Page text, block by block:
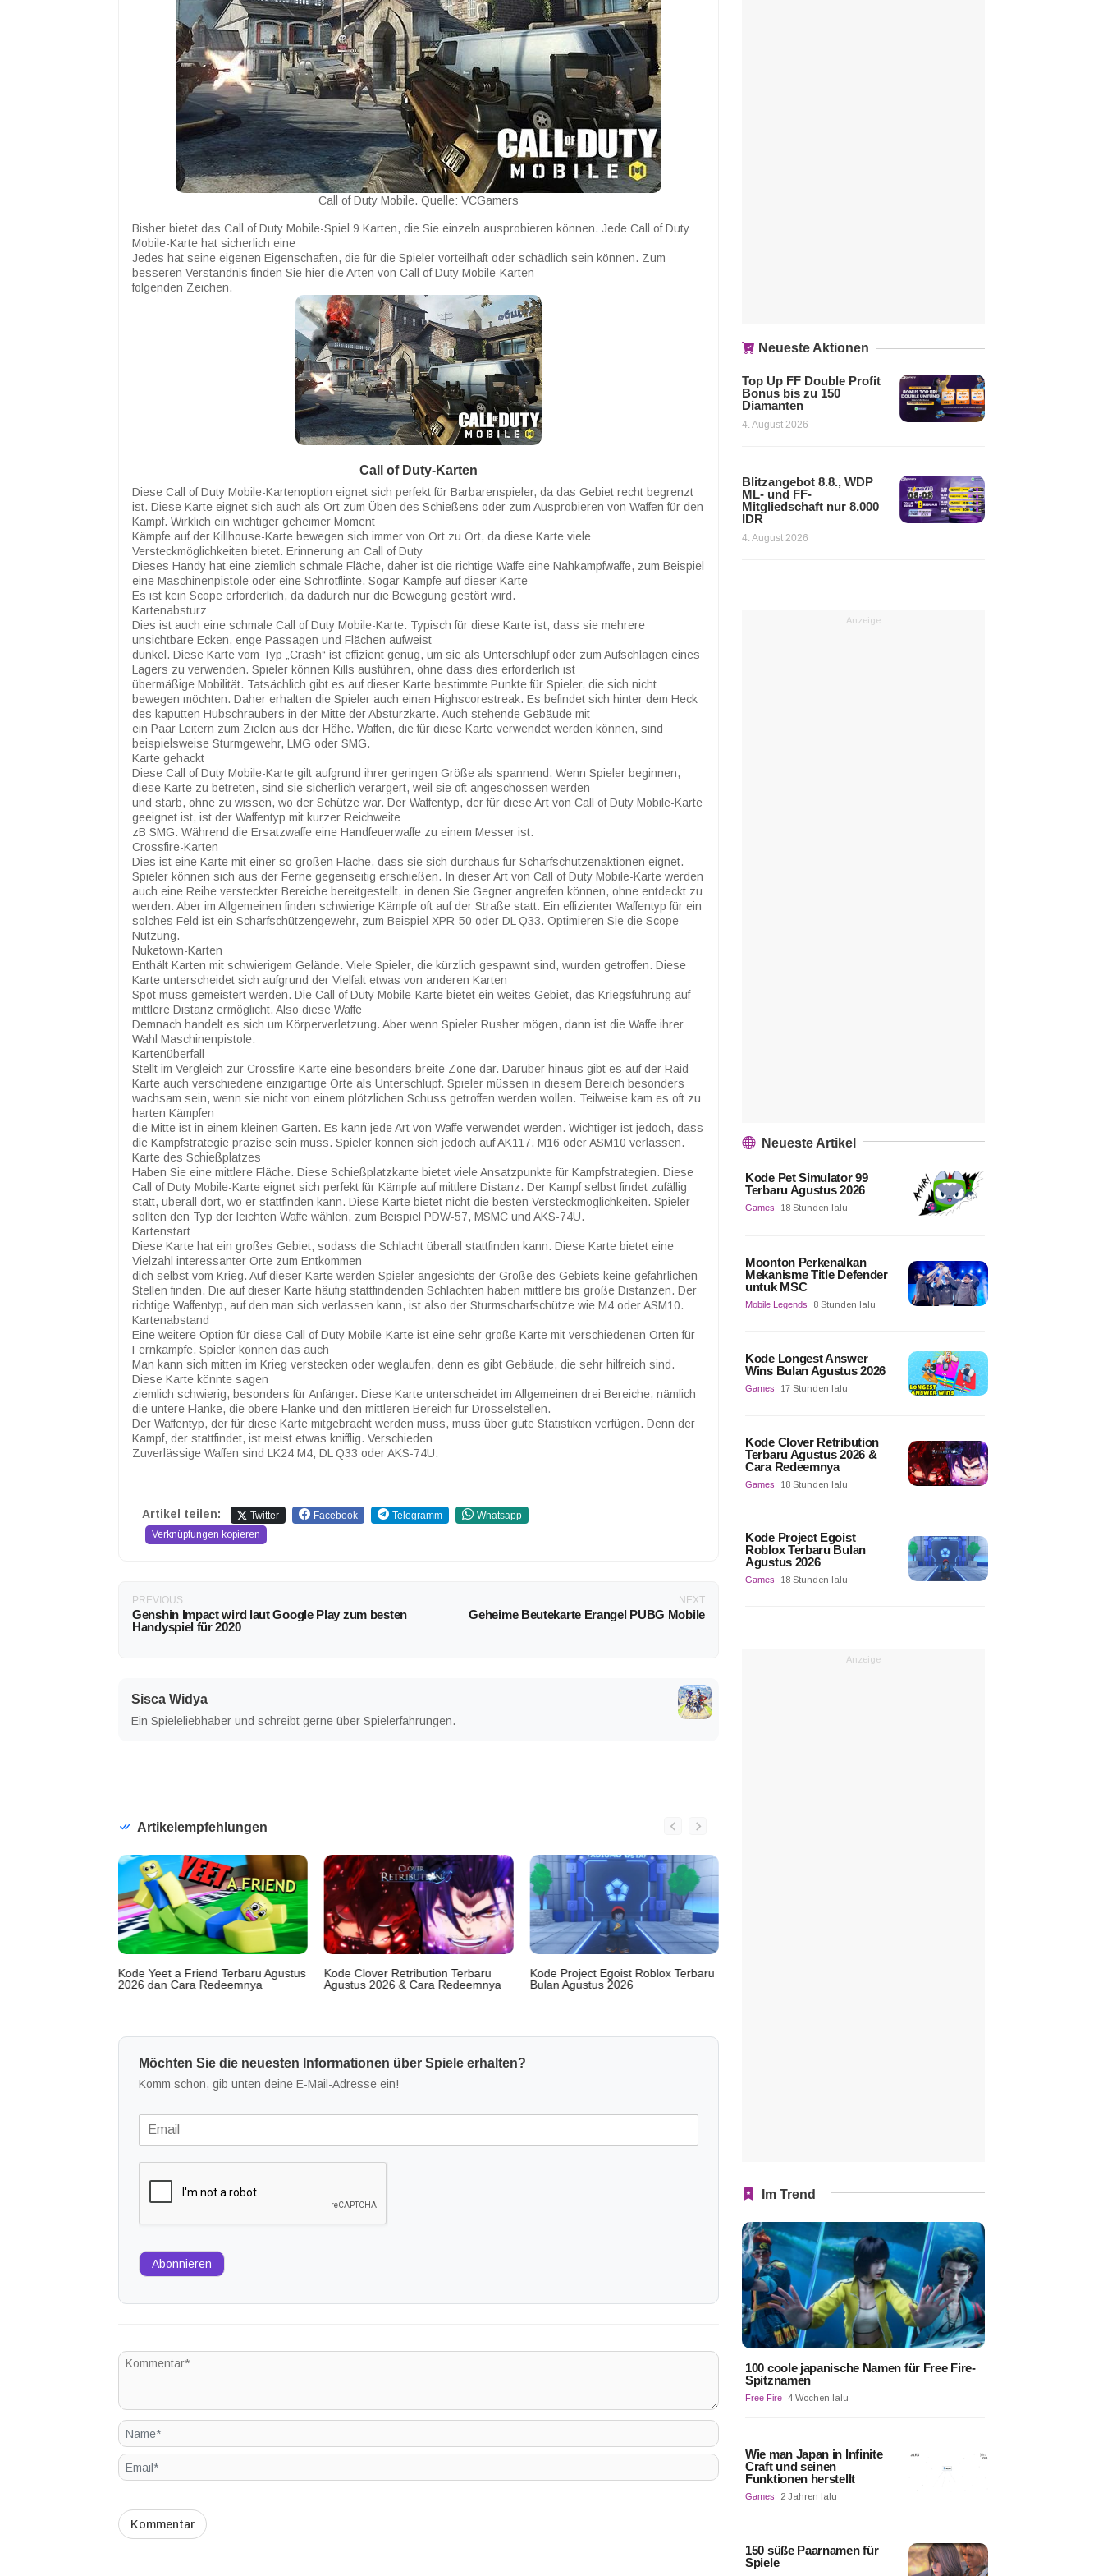
Call of Duty Mobile. Quelle: VCGamers
Bisher bietet das Call of Duty Mobile-Spiel 9 Karten, die Sie einzeln ausprobieren können. Jede Call of Duty
Mobile-Karte hat sicherlich eine
Jedes hat seine eigenen Eigenschaften, die für die Spieler vorteilhaft oder schädlich sein können. Zum
besseren Verständnis finden Sie hier die Arten von Call of Duty Mobile-Karten
folgenden Zeichen.
Call of Duty-Karten
Diese Call of Duty Mobile-Kartenoption eignet sich perfekt für Barbarenspieler, da das Gebiet recht begrenzt
ist. Diese Karte eignet sich auch als Ort zum Üben des Schießens oder zum Ausprobieren von Waffen für den
Kampf. Wirklich ein wichtiger geheimer Moment
Kämpfe auf der Killhouse-Karte bewegen sich immer von Ort zu Ort, da diese Karte viele
Versteckmöglichkeiten bietet. Erinnerung an Call of Duty
Dieses Handy hat eine ziemlich schmale Fläche, daher ist die richtige Waffe eine Nahkampfwaffe, zum Beispiel
eine Maschinenpistole oder eine Schrotflinte. Sogar Kämpfe auf dieser Karte
Es ist kein Scope erforderlich, da dadurch nur die Bewegung gestört wird.
Kartenabsturz
Dies ist auch eine schmale Call of Duty Mobile-Karte. Typisch für diese Karte ist, dass sie mehrere
unsichtbare Ecken, enge Passagen und Flächen aufweist
dunkel. Diese Karte vom Typ „Crash“ ist effizient genug, um sie als Unterschlupf oder zum Aufschlagen eines
Lagers zu verwenden. Spieler können Kills ausführen, ohne dass dies erforderlich ist
übermäßige Mobilität. Tatsächlich gibt es auf dieser Karte bestimmte Punkte für Spieler, die sich nicht
bewegen möchten. Daher erhalten die Spieler auch einen Highscorestreak. Es befindet sich hinter dem Heck
des kaputten Hubschraubers in der Mitte der Absturzkarte. Auch stehende Gebäude mit
ein Paar Leitern zum Zielen aus der Höhe. Waffen, die für diese Karte verwendet werden können, sind
beispielsweise Sturmgewehr, LMG oder SMG.
Karte gehackt
Diese Call of Duty Mobile-Karte gilt aufgrund ihrer geringen Größe als spannend. Wenn Spieler beginnen,
diese Karte zu betreten, sind sie sicherlich verärgert, weil sie oft angeschossen werden
und starb, ohne zu wissen, wo der Schütze war. Der Waffentyp, der für diese Art von Call of Duty Mobile-Karte
geeignet ist, ist der Waffentyp mit kurzer Reichweite
zB SMG. Während die Ersatzwaffe eine Handfeuerwaffe zu einem Messer ist.
Crossfire-Karten
Dies ist eine Karte mit einer so großen Fläche, dass sie sich durchaus für Scharfschützenaktionen eignet.
Spieler können sich aus der Ferne gegenseitig erschießen. In dieser Art von Call of Duty Mobile-Karte werden
auch eine Reihe versteckter Bereiche bereitgestellt, in denen Sie Gegner angreifen können, ohne entdeckt zu
werden. Aber im Allgemeinen finden schwierige Kämpfe oft auf der Straße statt. Ein effizienter Waffentyp für ein
solches Feld ist ein Scharfschützengewehr, zum Beispiel XPR-50 oder DL Q33. Optimieren Sie die Scope-
Nutzung.
Nuketown-Karten
Enthält Karten mit schwierigem Gelände. Viele Spieler, die kürzlich gespawnt sind, wurden getroffen. Diese
Karte unterscheidet sich aufgrund der Vielfalt etwas von anderen Karten
Spot muss gemeistert werden. Die Call of Duty Mobile-Karte bietet ein weites Gebiet, das Kriegsführung auf
mittlere Distanz ermöglicht. Also diese Waffe
Demnach handelt es sich um Körperverletzung. Aber wenn Spieler Rusher mögen, dann ist die Waffe ihrer
Wahl Maschinenpistole.
Kartenüberfall
Stellt im Vergleich zur Crossfire-Karte eine besonders breite Zone dar. Darüber hinaus gibt es auf der Raid-
Karte auch verschiedene einzigartige Orte als Unterschlupf. Spieler müssen in diesem Bereich besonders
wachsam sein, wenn sie nicht von einem plötzlichen Schuss getroffen werden wollen. Teilweise kam es oft zu
harten Kämpfen
die Mitte ist in einem kleinen Garten. Es kann jede Art von Waffe verwendet werden. Wichtiger ist jedoch, dass
die Kampfstrategie präzise sein muss. Spieler können sich jedoch auf AK117, M16 oder ASM10 verlassen.
Karte des Schießplatzes
Haben Sie eine mittlere Fläche. Diese Schießplatzkarte bietet viele Ansatzpunkte für Kampfstrategien. Diese
Call of Duty Mobile-Karte eignet sich perfekt für Kämpfe auf mittlere Distanz. Der Kampf selbst findet zufällig
statt, überall dort, wo er stattfinden kann. Diese Karte bietet nicht die besten Versteckmöglichkeiten. Spieler
sollten den Typ der leichten Waffe wählen, zum Beispiel PDW-57, MSMC und AKS-74U.
Kartenstart
Diese Karte hat ein großes Gebiet, sodass die Schlacht überall stattfinden kann. Diese Karte bietet eine
Vielzahl interessanter Orte zum Entkommen
dich selbst vom Krieg. Auf dieser Karte werden Spieler angesichts der Größe des Gebiets keine gefährlichen
Stellen finden. Die auf dieser Karte häufig stattfindenden Schlachten haben mittlere bis große Distanzen. Der
richtige Waffentyp, auf den man sich verlassen kann, ist also der Sturmscharfschütze wie M4 oder ASM10.
Kartenabstand
Eine weitere Option für diese Call of Duty Mobile-Karte ist eine sehr große Karte mit verschiedenen Orten für
Fernkämpfe. Spieler können das auch
Man kann sich mitten im Krieg verstecken oder weglaufen, denn es gibt Gebäude, die sehr hilfreich sind.
Diese Karte könnte sagen
ziemlich schwierig, besonders für Anfänger. Diese Karte unterscheidet im Allgemeinen drei Bereiche, nämlich
die untere Flanke, die obere Flanke und den mittleren Bereich für Drosselstellen.
Der Waffentyp, der für diese Karte mitgebracht werden muss, muss über gute Statistiken verfügen. Denn der
Kampf, der stattfindet, ist meist etwas knifflig. Verschieden
Zuverlässige Waffen sind LK24 M4, DL Q33 oder AKS-74U.
Artikel teilen: Twitter Facebook Telegramm
Whatsapp
Verknüpfungen kopieren
PREVIOUS
Genshin Impact wird laut Google Play zum besten
Handyspiel für 2020
NEXT
Geheime Beutekarte Erangel PUBG Mobile
Sisca Widya
Ein Spieleliebhaber und schreibt gerne über Spielerfahrungen.
Artikelempfehlungen
Kode Yeet a Friend Terbaru Agustus
2026 dan Cara Redeemnya
Kode Clover Retribution Terbaru
Agustus 2026 & Cara Redeemnya
Kode Project Egoist Roblox Terbaru
Bulan Agustus 2026
Möchten Sie die neuesten Informationen über Spiele erhalten?
Komm schon, gib unten deine E-Mail-Adresse ein!
Abonnieren
Neueste Aktionen
Top Up FF Double Profit
Bonus bis zu 150
Diamanten
4. August 2026
Blitzangebot 8.8., WDP
ML- und FF-
Mitgliedschaft nur 8.000
IDR
4. August 2026
Anzeige
Neueste Artikel
Kode Pet Simulator 99
Terbaru Agustus 2026
Games 18 Stunden lalu
Moonton Perkenalkan
Mekanisme Title Defender
untuk MSC
Mobile Legends 8 Stunden lalu
Kode Longest Answer
Wins Bulan Agustus 2026
Games 17 Stunden lalu
Kode Clover Retribution
Terbaru Agustus 2026 &
Cara Redeemnya
Games 18 Stunden lalu
Kode Project Egoist
Roblox Terbaru Bulan
Agustus 2026
Games 18 Stunden lalu
Anzeige
Im Trend
100 coole japanische Namen für Free Fire-
Spitznamen
Free Fire 4 Wochen lalu
Wie man Japan in Infinite
Craft und seinen
Funktionen herstellt
Games 2 Jahren lalu
150 süße Paarnamen für
Spiele